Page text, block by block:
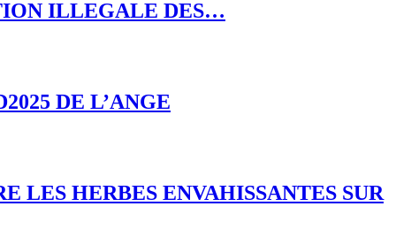
ILLEGALE DES…
DE L’ANGE
LES HERBES ENVAHISSANTES SUR